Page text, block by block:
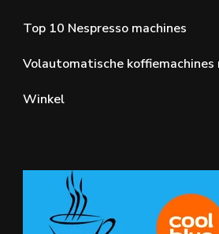
Top 10 Nespresso machines
Volautomatische koffiemachines
Winkel